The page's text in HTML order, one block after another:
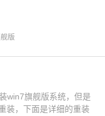
版
win7旗舰版系统，但是
装，下面是详细的重装